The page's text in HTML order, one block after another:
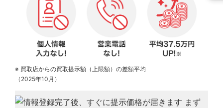
※ 買取店からの買取提示額（上限額）の差額平均
（2025年10月）